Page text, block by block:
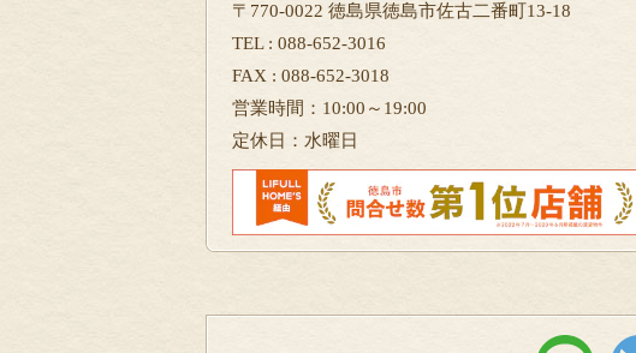
〒770-0022 徳島県徳島市佐古二番町13-18
TEL : 088-652-3016
FAX : 088-652-3018
営業時間：10:00～19:00
定休日：水曜日